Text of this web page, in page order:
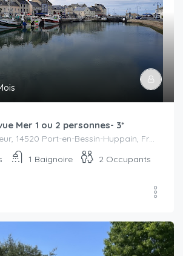
Mer 1 ou 2 personnes- 3*
21 Quai Letourneur, 14520 Port-en-Bessin-Huppain, France
1 Baignoire 2 Occupants